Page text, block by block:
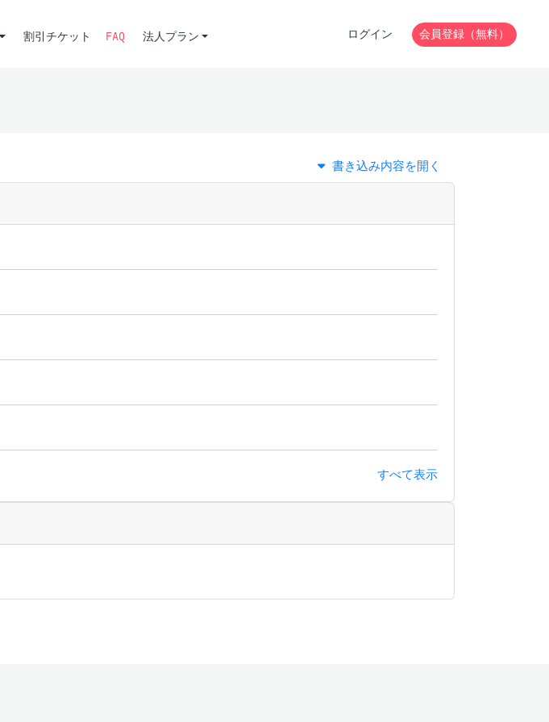
割引チケット FAQ 法人プラン ログイン 会員登録（無料）
書き込み内容を開く
すべて表示